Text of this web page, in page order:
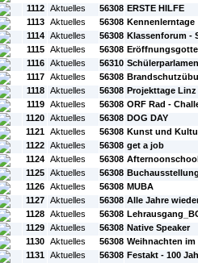
1112 Aktuelles 56308 ERSTE HILFE
1113 Aktuelles 56308 Kennenlerntage
1114 Aktuelles 56308 Klassenforum -
1115 Aktuelles 56308
1116 Aktuelles 56310
1117 Aktuelles 56308
1118 Aktuelles 56308 Projekttage Linz
1119 Aktuelles 56308 ORF Rad -
1120 Aktuelles 56308 DOG DAY
1121 Aktuelles 56308 Kunst und
1122 Aktuelles 56308 get a job
1124 Aktuelles 56308
1125 Aktuelles 56308
1126 Aktuelles 56308 MUBA
1127 Aktuelles 56308 Alle Jahre
1128 Aktuelles 56308
1129 Aktuelles 56308 Native Speaker
1130 Aktuelles 56308 Weihnachten im
1131 Aktuelles 56308 Festakt - 100